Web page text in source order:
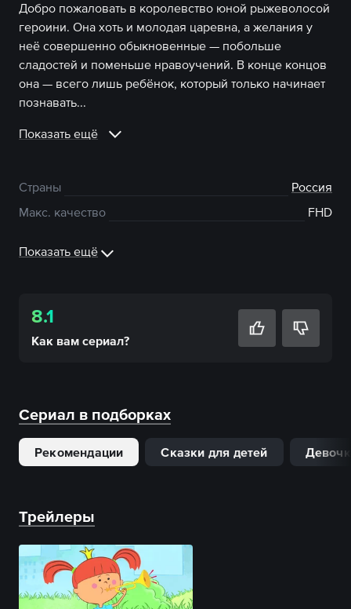
Добро пожаловать в королевство юной рыжеволосой
героини. Она хоть и молодая царевна, а желания у
неё совершенно обыкновенные — побольше
сладостей и поменьше нравоучений. В конце концов
она — всего лишь ребёнок, который только начинает
познавать...
Показать ещё
Страны
Россия
Макс. качество
FHD
Показать ещё
8.1
Как вам сериал?
Сериал в подборках
Рекомендации Сказки для детей
Трейлеры